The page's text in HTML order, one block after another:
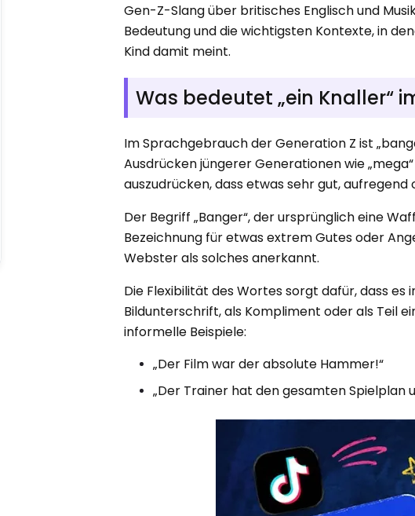
Gen-Z-Slang über britisches Englisch und
Bedeutung und die wichtigsten Kontexte, in
Kind damit meint.
Was bedeutet „ein Knaller“
Im Sprachgebrauch der Generation Z ist
Ausdrücken jüngerer Generationen wie
auszudrücken, dass etwas sehr gut,
Der Begriff „Banger“, der ursprünglich eine
Bezeichnung für etwas extrem Gutes oder
Webster als solches anerkannt.
Die Flexibilität des Wortes sorgt dafür, dass es
Bildunterschrift, als Kompliment oder als Teil
informelle Beispiele:
„Der Film war der absolute Hammer!“
„Der Trainer hat den gesamten Spielplan